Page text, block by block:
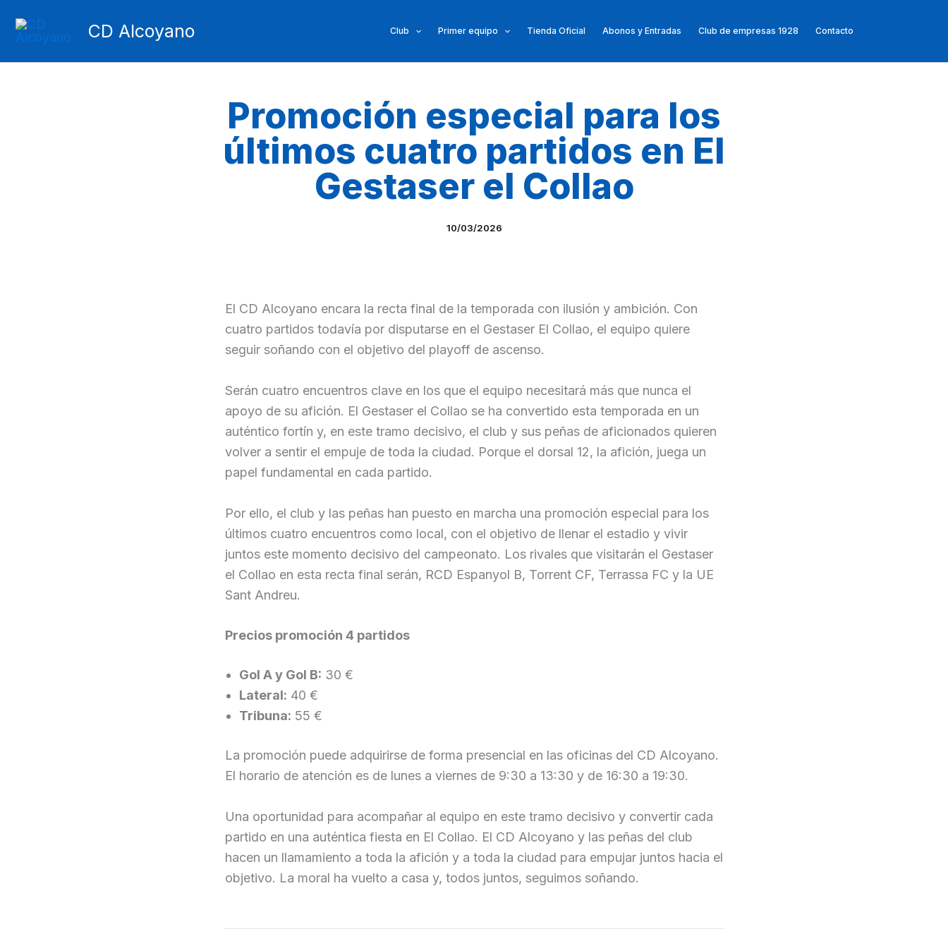
CD Alcoyano Club Primer equipo Tienda Oficial Abonos y Entradas Club de empresas 1928 Contacto
Promoción especial para los
últimos cuatro partidos en El
Gestaser el Collao
10/03/2026
El CD Alcoyano encara la recta final de la temporada con ilusión y ambición. Con
cuatro partidos todavía por disputarse en el Gestaser El Collao, el equipo quiere
seguir soñando con el objetivo del playoff de ascenso.
Serán cuatro encuentros clave en los que el equipo necesitará más que nunca el
apoyo de su afición. El Gestaser el Collao se ha convertido esta temporada en un
auténtico fortín y, en este tramo decisivo, el club y sus peñas de aficionados quieren
volver a sentir el empuje de toda la ciudad. Porque el dorsal 12, la afición, juega un
papel fundamental en cada partido.
Por ello, el club y las peñas han puesto en marcha una promoción especial para los
últimos cuatro encuentros como local, con el objetivo de llenar el estadio y vivir
juntos este momento decisivo del campeonato. Los rivales que visitarán el Gestaser
el Collao en esta recta final serán, RCD Espanyol B, Torrent CF, Terrassa FC y la UE
Sant Andreu.
Precios promoción 4 partidos
Gol A y Gol B: 30 €
Lateral: 40 €
Tribuna: 55 €
La promoción puede adquirirse de forma presencial en las oficinas del CD Alcoyano.
El horario de atención es de lunes a viernes de 9:30 a 13:30 y de 16:30 a 19:30.
Una oportunidad para acompañar al equipo en este tramo decisivo y convertir cada
partido en una auténtica fiesta en El Collao. El CD Alcoyano y las peñas del club
hacen un llamamiento a toda la afición y a toda la ciudad para empujar juntos hacia el
objetivo. La moral ha vuelto a casa y, todos juntos, seguimos soñando.